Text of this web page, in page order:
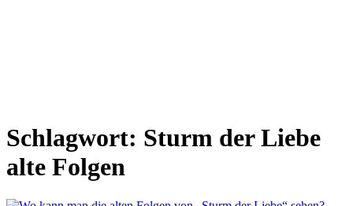
Schlagwort: Sturm der Liebe
alte Folgen